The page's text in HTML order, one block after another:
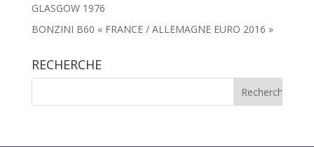
GLASGOW 1976
BONZINI B60 « FRANCE / ALLEMAGNE EURO 2016 »
RECHERCHE